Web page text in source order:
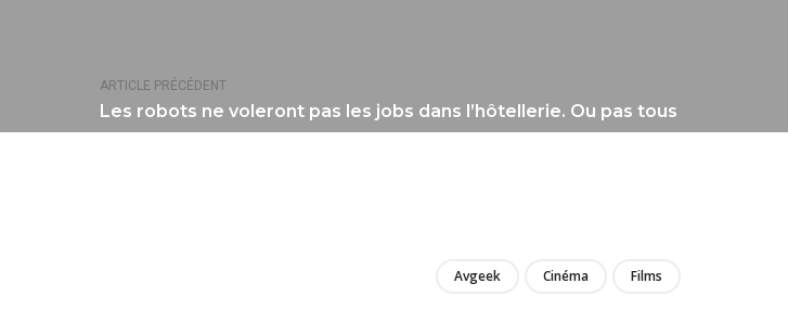
ARTICLE PRÉCÉDENT
Les robots ne voleront pas les jobs dans l’hôtellerie. Ou pas tous
Avgeek Cinéma Films